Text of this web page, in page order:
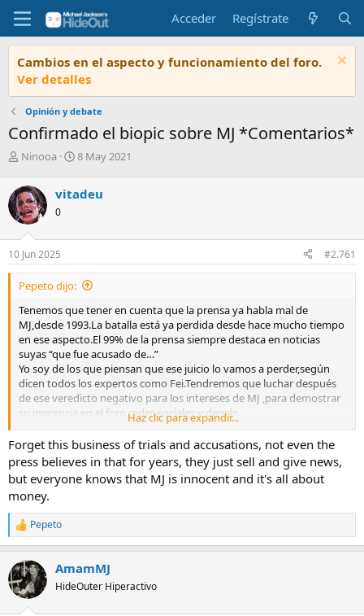
Acceder Regístrate
Cambios en el aspecto y funcionamiento del foro.
Ver detalles
Opinión y debate
Confirmado el biopic sobre MJ *Comentarios*
I
i
c
i
a
d
o
r
d
l
t
e
m
a
Ninooa
F
h
e
n
i
o
8 May 2021
vitadeu
0
10 Jun 2025 #2.761
Pepeto dijo:
Tenemos que tener en cuenta que la prensa ya habla mal de
MJ,desde 1993.La batalla está ya perdida desde hace mucho tiempo
en ese aspecto.El 99% de la prensa siempre destaca en noticias
suyas “que fue acusado de…”
Yo soy de los que piensan que ese juicio lo vamos a perder,según
dicen todos los expertos como Fei.Tendremos que luchar después
de ese veredicto negativo para los intereses de MJ ,para demostrar
su inocencia,en el foro,redes sociales y demás.
A estas alturas de mi vida como fan de MJ,lo más importante es
creer en el.Yo ya me hecho a la idea de que se avecinan tiempos
oscuros para nosotros,los fans de MJ.Pero es un honor ser seguidor
de él y si hay que sufrir se sufre.MJ nos da mucho a cambio.
Que la película esté teniendo retrasos(todavía sin confirmar
oficialmente) es un palo muy duro.Yo creo que el que sale
mal parado de todo esto es el Director de la misma.Sigue sin
convencerme como director.
PD: Cuando en Internet se habla de MJ,me gusta mucho cuando
gente no fan cree en su inocencia.Hay bastantes más personas de
lo que creemos que creen en su demostrada inocencia.
Haz clic para expandir...
Forget this business of trials and accusations, not even the
press believes in that for years, they just sell and give news,
but everyone knows that MJ is innocent and it's all about
money.
R
e
c
c
i
Pepeto
AmamMJ
HideOuter Hiperactivo